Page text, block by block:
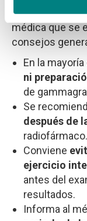
según el tipo
médica que se
consejos
En la
ni
de
Se
después de
radiofármaco.
Conviene
ejercicio
antes del
resultados.
Informa al